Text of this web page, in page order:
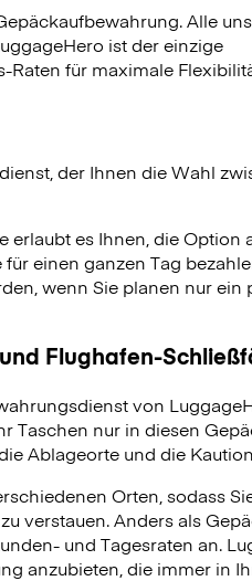
Alle
ist der einzige
für maximale
der Ihnen die Wahl
erlaubt es Ihnen, die Option
einen ganzen Tag
wenn Sie planen nur ein
Flughafen-
von
Taschen nur in diesen
Ablageorte und die
Orten, sodass
verstauen. Anders als
und Tagesraten an.
anzubieten, die immer in